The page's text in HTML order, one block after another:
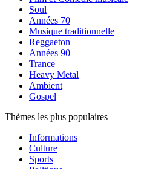
Soul
Années 70
Musique traditionnelle
Reggaeton
Années 90
Trance
Heavy Metal
Ambient
Gospel
Thèmes les plus populaires
Informations
Culture
Sports